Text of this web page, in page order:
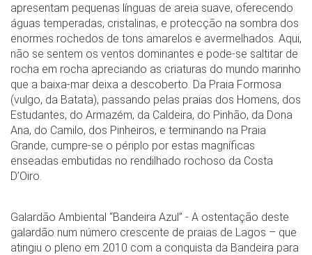
apresentam pequenas línguas de areia suave, oferecendo
águas temperadas, cristalinas, e protecção na sombra dos
enormes rochedos de tons amarelos e avermelhados. Aqui,
não se sentem os ventos dominantes e pode-se saltitar de
rocha em rocha apreciando as criaturas do mundo marinho
que a baixa-mar deixa a descoberto. Da Praia Formosa
(vulgo, da Batata), passando pelas praias dos Homens, dos
Estudantes, do Armazém, da Caldeira, do Pinhão, da Dona
Ana, do Camilo, dos Pinheiros, e terminando na Praia
Grande, cumpre-se o périplo por estas magníficas
enseadas embutidas no rendilhado rochoso da Costa
D’Oiro.
Galardão Ambiental “Bandeira Azul” - A ostentação deste
galardão num número crescente de praias de Lagos – que
atingiu o pleno em 2010 com a conquista da Bandeira para